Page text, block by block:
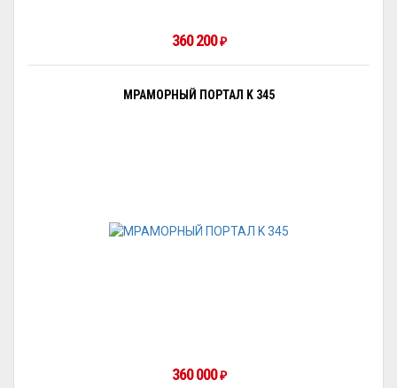
360 200₽
МРАМОРНЫЙ ПОРТАЛ K 345
360 000₽